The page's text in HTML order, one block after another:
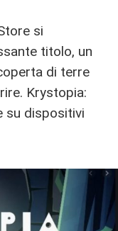
si
titolo, un
di terre
Krystopia:
su dispositivi